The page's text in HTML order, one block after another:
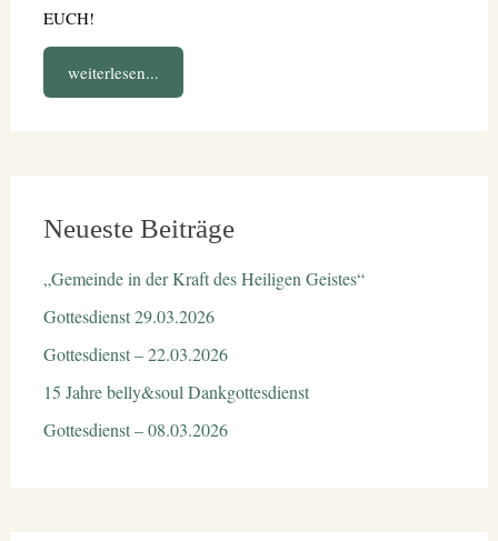
EUCH!
weiterlesen...
Neueste Beiträge
„Gemeinde in der Kraft des Heiligen Geistes“
Gottesdienst 29.03.2026
Gottesdienst – 22.03.2026
15 Jahre belly&soul Dankgottesdienst
Gottesdienst – 08.03.2026